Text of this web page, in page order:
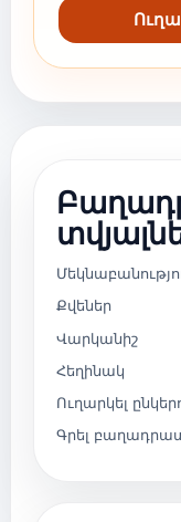
Քվեներ
Վարկանիշ
Հեղինակ
Ուղարկել
Գրել